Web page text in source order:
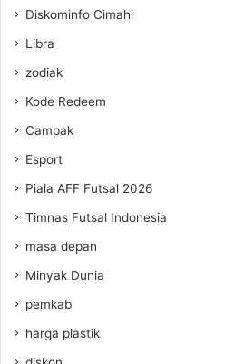
Diskominfo Cimahi
Libra
zodiak
Kode Redeem
Campak
Esport
Piala AFF Futsal 2026
Timnas Futsal Indonesia
masa depan
Minyak Dunia
pemkab
harga plastik